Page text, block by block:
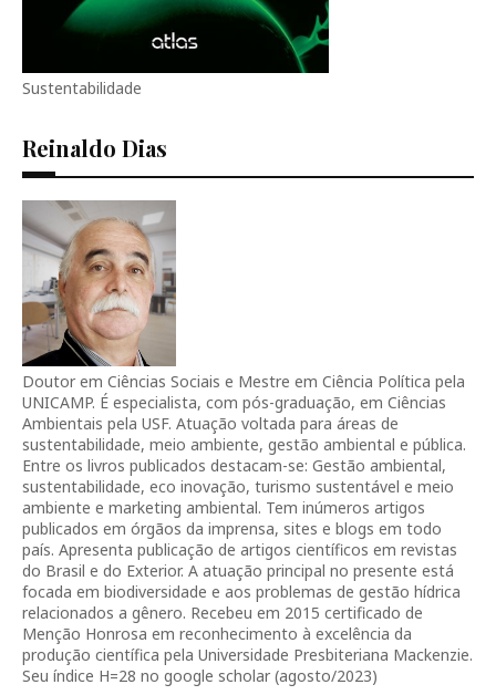
Sustentabilidade
Reinaldo Dias
Doutor em Ciências Sociais e Mestre em Ciência Política pela
UNICAMP. É especialista, com pós-graduação, em Ciências
Ambientais pela USF. Atuação voltada para áreas de
sustentabilidade, meio ambiente, gestão ambiental e pública.
Entre os livros publicados destacam-se: Gestão ambiental,
sustentabilidade, eco inovação, turismo sustentável e meio
ambiente e marketing ambiental. Tem inúmeros artigos
publicados em órgãos da imprensa, sites e blogs em todo
país. Apresenta publicação de artigos científicos em revistas
do Brasil e do Exterior. A atuação principal no presente está
focada em biodiversidade e aos problemas de gestão hídrica
relacionados a gênero. Recebeu em 2015 certificado de
Menção Honrosa em reconhecimento à excelência da
produção científica pela Universidade Presbiteriana Mackenzie.
Seu índice H=28 no google scholar (agosto/2023)